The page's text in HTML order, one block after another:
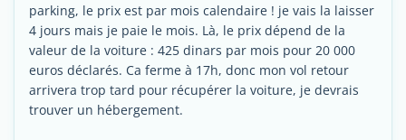
parking, le prix est par mois calendaire ! je vais la laisser
4 jours mais je paie le mois. Là, le prix dépend de la
valeur de la voiture : 425 dinars par mois pour 20 000
euros déclarés. Ca ferme à 17h, donc mon vol retour
arrivera trop tard pour récupérer la voiture, je devrais
trouver un hébergement.